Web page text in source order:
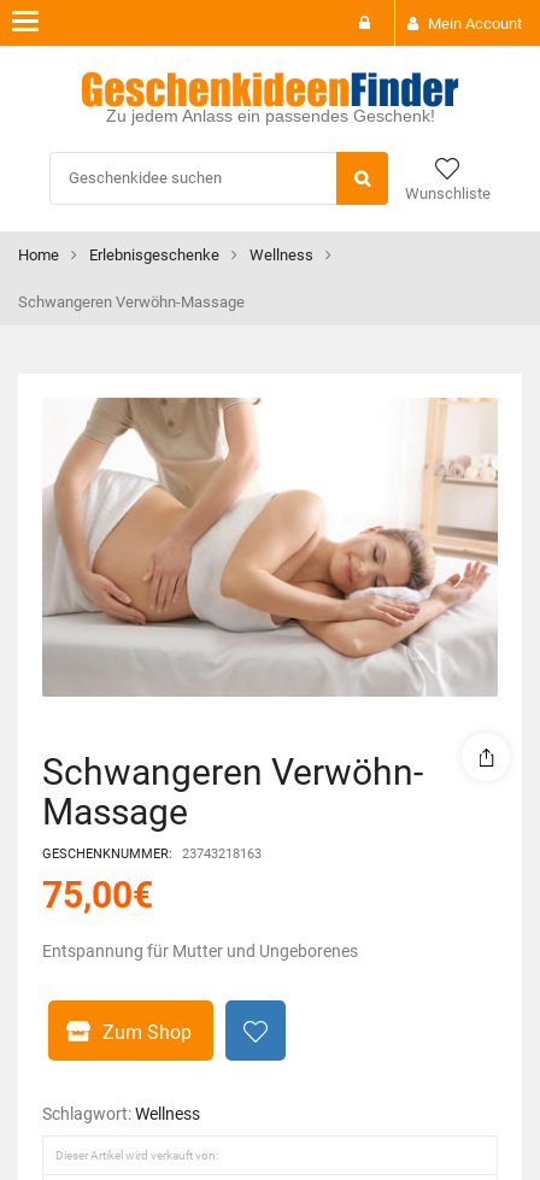
Mein Account
Zu jedem Anlass ein passendes Geschenk!
Wunschliste
Toggle
navigation
Home Erlebnisgeschenke Wellness
Schwangeren Verwöhn-Massage
Schwangeren Verwöhn-
Massage
GESCHENKNUMMER: 23743218163
75,00€
Entspannung für Mutter und Ungeborenes
Zum Shop
Schlagwort:Wellness
Dieser Artikel wird verkauft von: